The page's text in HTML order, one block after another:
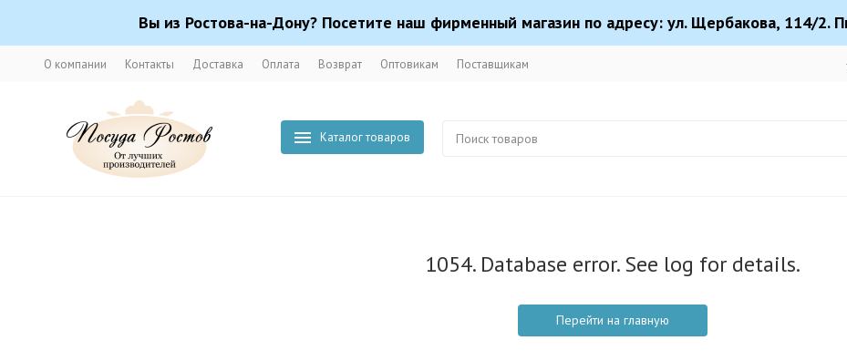
Вы из Ростова-на-Дону? Посетите наш фирменный магазин по адресу: ул. Щербакова, 114/2.
О компании Контакты Доставка Оплата Возврат Оптовикам Поставщикам
Каталог товаров
1054. Database error. See log for details.
Перейти на главную